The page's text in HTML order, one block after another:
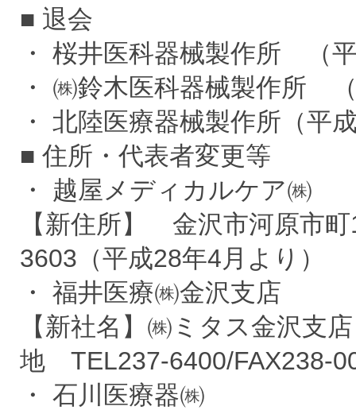
■ 退会
・ 桜井医科器械製作所 （
・ ㈱鈴木医科器械製作所
・ 北陸医療器械製作所（平
■ 住所・代表者変更等
・ 越屋メディカルケア㈱
【新住所】 金沢市河原市
3603（平成28年4月より）
・ 福井医療㈱金沢支店
【新社名】㈱ミタス金沢支
地 TEL237-6400/FAX238-
・ 石川医療器㈱